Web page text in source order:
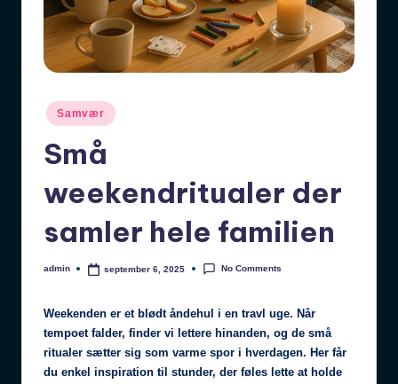
Posted
in
Samvær
Små
weekendritualer der
samler hele familien
Posted
admin september 6, 2025 No Comments
Weekenden er et blødt åndehul i en travl uge. Når
tempoet falder, finder vi lettere hinanden, og de små
ritualer sætter sig som varme spor i hverdagen. Her får
du enkel inspiration til stunder, der føles lette at holde